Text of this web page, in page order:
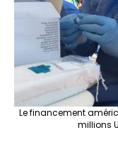
Le financement
millions